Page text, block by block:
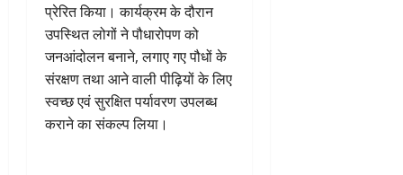
प्रेरित किया। कार्यक्रम के दौरान
उपस्थित लोगों ने पौधारोपण को
जनआंदोलन बनाने, लगाए गए पौधों के
संरक्षण तथा आने वाली पीढ़ियों के लिए
स्वच्छ एवं सुरक्षित पर्यावरण उपलब्ध
कराने का संकल्प लिया।